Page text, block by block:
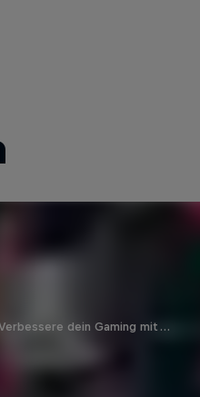
dein Gaming mit …